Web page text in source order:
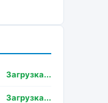
Загрузка...
Загрузка...